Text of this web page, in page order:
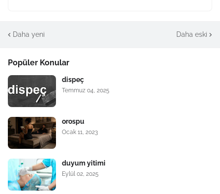
Daha yeni Daha eski
Popüler Konular
dispeç
Temmuz 04, 2025
orospu
Ocak 11, 2023
duyum yitimi
Eylül 02, 2025